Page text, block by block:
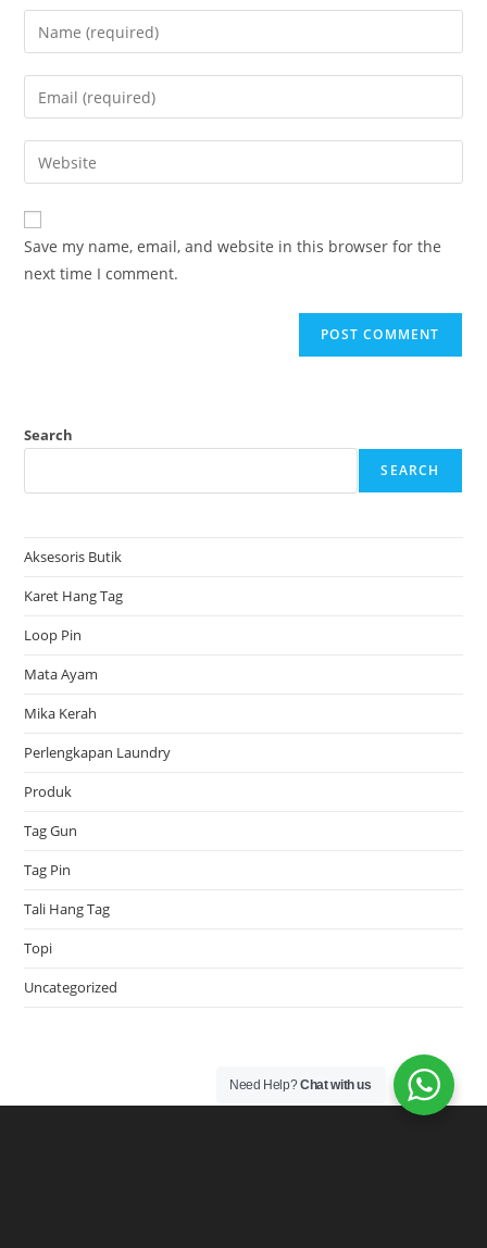
Enter
your
name
comment
Enter
your
email
address
comment
Enter
your
website
URL
(optional)
Save my name, email, and website in this browser for the
next time I comment.
Search
SEARCH
Aksesoris Butik
Karet Hang Tag
Loop Pin
Mata Ayam
Mika Kerah
Perlengkapan Laundry
Produk
Tag Gun
Tag Pin
Tali Hang Tag
Topi
Uncategorized
Need Help?Chat with us